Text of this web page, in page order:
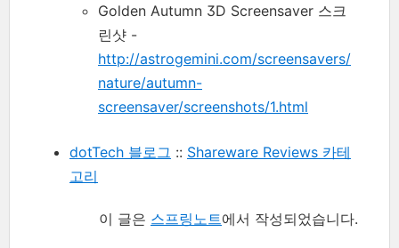
Golden Autumn 3D Screensaver 스크
린샷 -
http://astrogemini.com/screensavers/
nature/autumn-
screensaver/screenshots/1.html
dotTech 블로그 :: Shareware Reviews 카테
고리
이 글은 스프링노트에서 작성되었습니다.